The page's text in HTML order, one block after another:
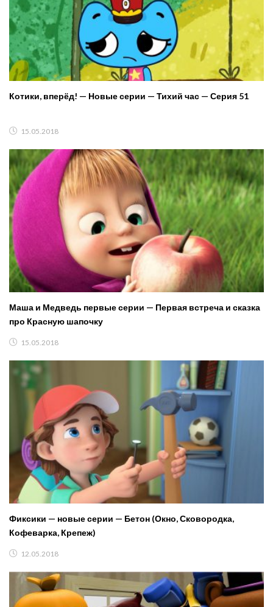
Котики, вперёд! — Новые серии — Тихий час — Серия 51
15.05.2018
Маша и Медведь первые серии — Первая встреча и сказка
про Красную шапочку
15.05.2018
Фиксики — новые серии — Бетон (Окно, Сковородка,
Кофеварка, Крепеж)
12.05.2018